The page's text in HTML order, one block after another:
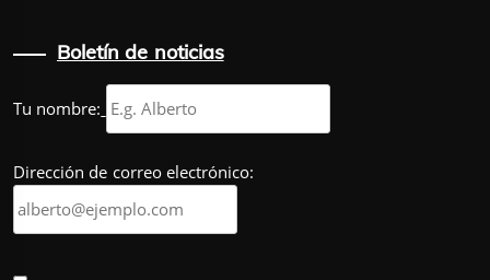
Boletín de noticias
Tu nombre:
Dirección de correo electrónico: